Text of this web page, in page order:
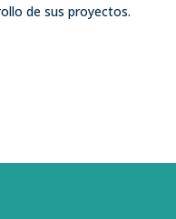
de sus proyectos.